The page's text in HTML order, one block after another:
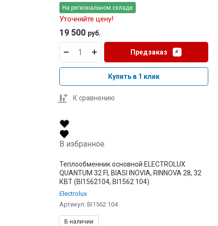
Название - А-ЯНа региональном складе
Уточняйте цену!
19 500 руб.
Предзаказ
Купить в 1 клик
К сравнению
В избранное
Теплообменник основной ELECTROLUX
QUANTUM 32 FI, BIASI INOVIA, RINNOVA 28, 32
КВТ (BI1562104, BI1562 104)
Electrolux
Артикул: BI1562 104
В наличии